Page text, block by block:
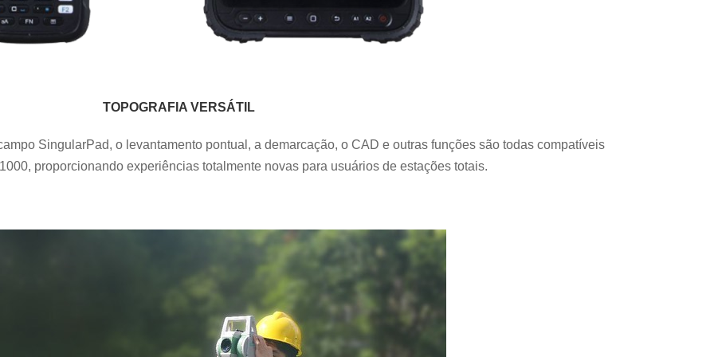
TOPOGRAFIA VERSÁTIL
SingularPad, o levantamento pontual, a demarcação, o CAD e outras funções são todas compatíveis
proporcionando experiências totalmente novas para usuários de estações totais.